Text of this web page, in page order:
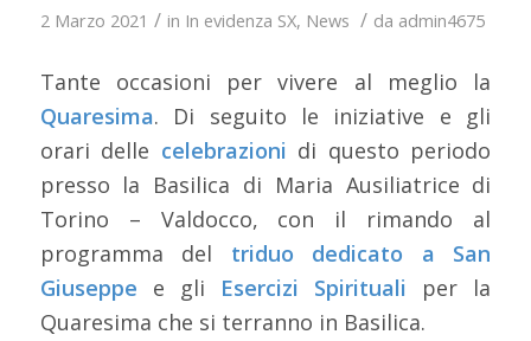
2 Marzo 2021 / in In evidenza SX, News / da admin4675
Tante occasioni per vivere al meglio la
Quaresima. Di seguito le iniziative e gli
orari delle celebrazioni di questo periodo
presso la Basilica di Maria Ausiliatrice di
Torino – Valdocco, con il rimando al
programma del triduo dedicato a San
Giuseppe e gli Esercizi Spirituali per la
Quaresima che si terranno in Basilica.